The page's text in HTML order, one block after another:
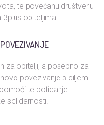
te povećanu društvenu
obiteljima.
za obitelji, a posebno za
povezivanje s ciljem
te poticanje
solidarnosti.